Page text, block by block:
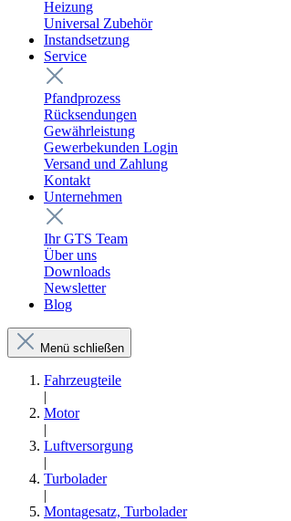
Heizung
Universal Zubehör
Instandsetzung
Service
Pfandprozess
Rücksendungen
Gewährleistung
Gewerbekunden Login
Versand und Zahlung
Kontakt
Unternehmen
Ihr GTS Team
Über uns
Downloads
Newsletter
Blog
Menü schließen
Fahrzeugteile
|
Motor
|
Luftversorgung
|
Turbolader
|
Montagesatz, Turbolader